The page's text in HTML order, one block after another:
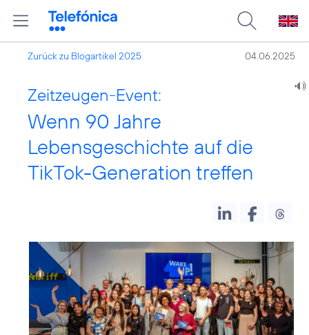
Zurück zu Blogartikel 2025 04.06.2025
Zeitzeugen-Event:
Wenn 90 Jahre
Lebensgeschichte auf die
TikTok-Generation treffen